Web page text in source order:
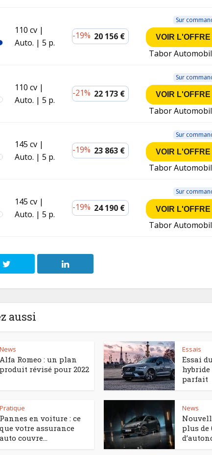
110 cv
Auto.
5 p.
-19% 20 156 €
Sur
VOIR L'OFFRE
Tabor
110 cv
Auto.
5 p.
-21% 22 173 €
Sur
VOIR L'OFFRE
Tabor
145 cv
Auto.
5 p.
-19% 23 863 €
Sur
VOIR L'OFFRE
Tabor
145 cv
Auto.
5 p.
-19% 24 190 €
Sur
VOIR L'OFFRE
Tabor
aussi
News
Alfa Romeo : un plan
produit révisé pour 2022
Essais
Essai
hybride
parfait
Pratique
Pannes en voiture : ce
que votre assurance
auto couvre...
News
plus de